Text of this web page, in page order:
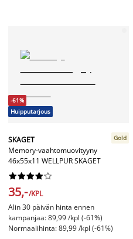
-61%
Huipputarjous
SKAGET
Memory-vaahtomuovityyny
46x55x11 WELLPUR SKAGET
Gold






35,-/KPL
Alin 30 päivän hinta ennen
kampanjaa: 89,99 /kpl (-61%)
Normaalihinta: 89,99 /kpl (-61%)